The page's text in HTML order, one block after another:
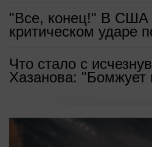
"Все, конец!" В США
критическом ударе
Что стало с
Хазанова: "Бомжует